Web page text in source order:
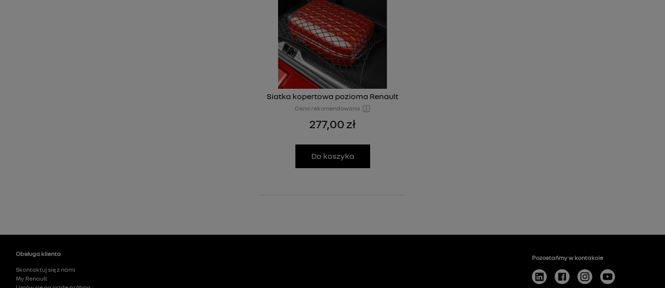
Siatka kopertowa pozioma Renault
Cena rekomendowana
277,00 zł
Do koszyka
Obsługa klienta
Skontaktuj się z nami
My Renault
Pozostańmy w kontakcie